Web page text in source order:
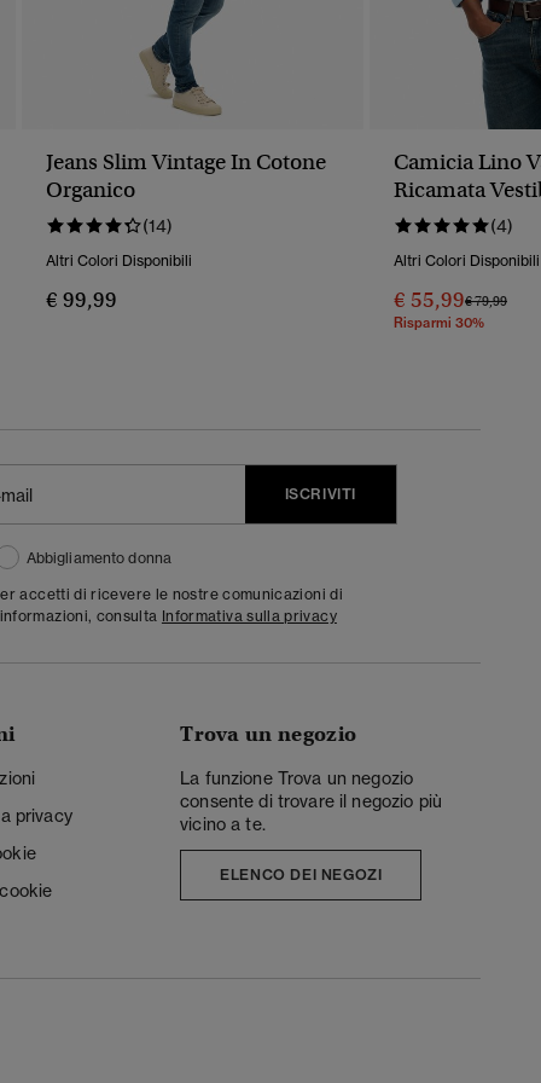
Jeans Slim Vintage In Cotone
Organico
(14)
Altri Colori Disponibili
€ 99,99
Camicia Lino
Ricamata
(4)
Altri Colori Disponibili
€ 55,99Prezzo
€ 79,99A
Risparmi 30%
ISCRIVITI
Abbigliamento donna
accetti di ricevere le nostre comunicazioni di
consulta Informativa sulla privacy
privacy
Trova un negozio
La funzione Trova un negozio
consente di trovare il negozio più
vicino a te.
ELENCO DEI NEGOZI